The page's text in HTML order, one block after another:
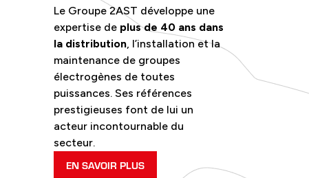
Le Groupe 2AST développe une
expertise de plus de 40 ans dans
la distribution, l’installation et la
maintenance de groupes
électrogènes de toutes
puissances. Ses références
prestigieuses font de lui un
acteur incontournable du
secteur.
EN SAVOIR PLUS